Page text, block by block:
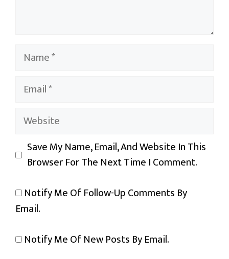
Name
Email
Website
Save My Name, Email, And Website In This
Browser For The Next Time I Comment.
Notify Me Of Follow-Up Comments By
Email.
Notify Me Of New Posts By Email.